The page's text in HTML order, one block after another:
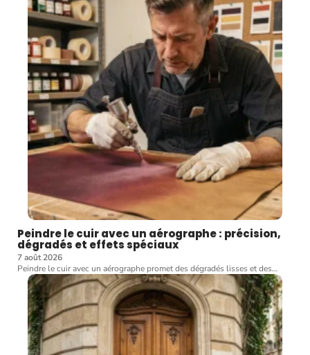
Peindre le cuir avec un aérographe : précision,
dégradés et effets spéciaux
7 août 2026
Peindre le cuir avec un aérographe promet des dégradés lisses et des…